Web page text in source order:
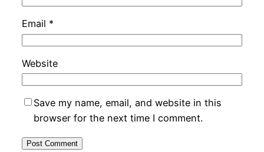
Email *
Website
Save my name, email, and website in this
browser for the next time I comment.